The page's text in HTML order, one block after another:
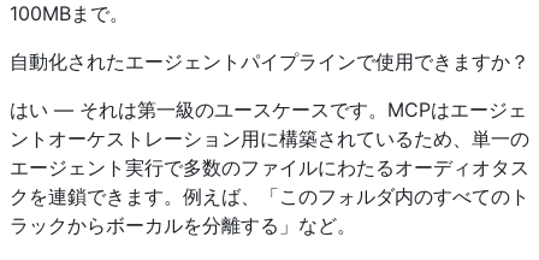
100MBまで。
自動化されたエージェントパイプラインで使用できますか？
はい — それは第一級のユースケースです。MCPはエージェ
ントオーケストレーション用に構築されているため、単一の
エージェント実行で多数のファイルにわたるオーディオタス
クを連鎖できます。例えば、「このフォルダ内のすべてのト
ラックからボーカルを分離する」など。